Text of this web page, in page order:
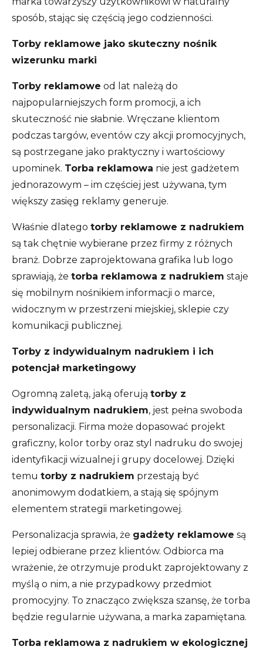
sposób, stając się częścią jego codzienności.
Torby reklamowe jako skuteczny nośnik
wizerunku marki
Torby reklamowe od lat należą do
najpopularniejszych form promocji, a ich
skuteczność nie słabnie. Wręczane klientom
podczas targów, eventów czy akcji promocyjnych,
są postrzegane jako praktyczny i wartościowy
upominek. Torba reklamowa nie jest gadżetem
jednorazowym – im częściej jest używana, tym
większy zasięg reklamy generuje.
Właśnie dlatego torby reklamowe z nadrukiem
są tak chętnie wybierane przez firmy z różnych
branż. Dobrze zaprojektowana grafika lub logo
sprawiają, że torba reklamowa z nadrukiem staje
się mobilnym nośnikiem informacji o marce,
widocznym w przestrzeni miejskiej, sklepie czy
komunikacji publicznej.
Torby z indywidualnym nadrukiem i ich
potencjał marketingowy
Ogromną zaletą, jaką oferują torby z
indywidualnym nadrukiem, jest pełna swoboda
personalizacji. Firma może dopasować projekt
graficzny, kolor torby oraz styl nadruku do swojej
identyfikacji wizualnej i grupy docelowej. Dzięki
temu torby z nadrukiem przestają być
anonimowym dodatkiem, a stają się spójnym
elementem strategii marketingowej.
Personalizacja sprawia, że gadżety reklamowe są
lepiej odbierane przez klientów. Odbiorca ma
wrażenie, że otrzymuje produkt zaprojektowany z
myślą o nim, a nie przypadkowy przedmiot
promocyjny. To znacząco zwiększa szansę, że torba
będzie regularnie używana, a marka zapamiętana.
Torba reklamowa z nadrukiem w ekologicznej